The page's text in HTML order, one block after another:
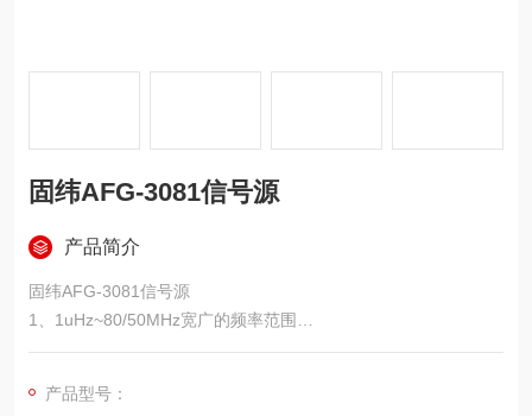
固纬AFG-3081信号源
产品简介
固纬AFG-3081信号源
1、1uHz~80/50MHz宽广的频率范围
2、全频段1uHz频率分辨率
4、内置AM、FM、PWM、FSK、扫频、Burst信号
产品型号：